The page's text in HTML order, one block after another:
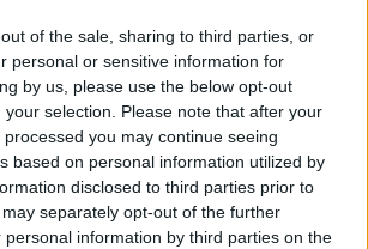
of the sale, sharing to third parties, or
personal or sensitive information for
by us, please use the below opt-out
selection. Please note that after your
you may continue seeing
based on personal information utilized by
disclosed to third parties prior to
separately opt-out of the further
personal information by third parties on the